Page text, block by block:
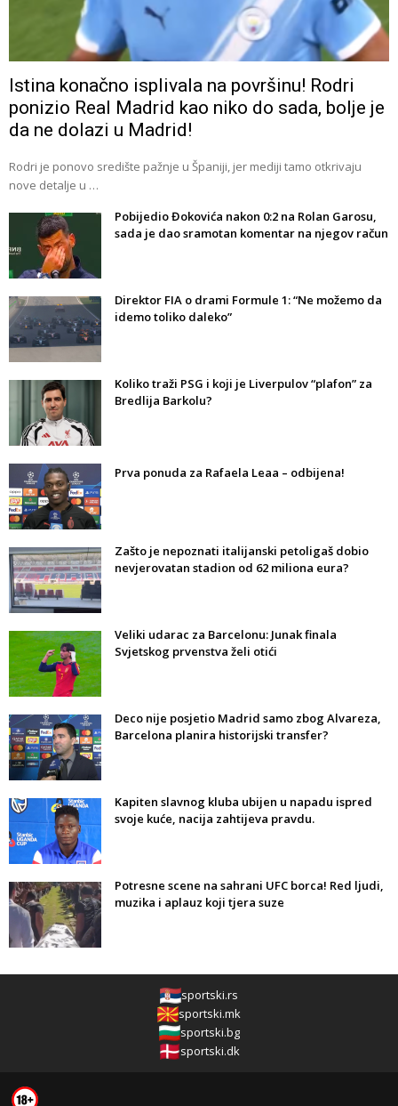
Istina konačno isplivala na površinu! Rodri
ponizio Real Madrid kao niko do sada, bolje je
da ne dolazi u Madrid!
Rodri je ponovo središte pažnje u Španiji, jer mediji tamo otkrivaju
nove detalje u …
Pobijedio Đokovića nakon 0:2 na Rolan Garosu,
sada je dao sramotan komentar na njegov račun
Direktor FIA o drami Formule 1: “Ne možemo da
idemo toliko daleko”
Koliko traži PSG i koji je Liverpulov “plafon” za
Bredlija Barkolu?
Prva ponuda za Rafaela Leaa – odbijena!
Zašto je nepoznati italijanski petoligaš dobio
nevjerovatan stadion od 62 miliona eura?
Veliki udarac za Barcelonu: Junak finala
Svjetskog prvenstva želi otići
Deco nije posjetio Madrid samo zbog Alvareza,
Barcelona planira historijski transfer?
Kapiten slavnog kluba ubijen u napadu ispred
svoje kuće, nacija zahtijeva pravdu.
Potresne scene na sahrani UFC borca! Red ljudi,
muzika i aplauz koji tjera suze
sportski.rs
sportski.mk
sportski.bg
sportski.dk